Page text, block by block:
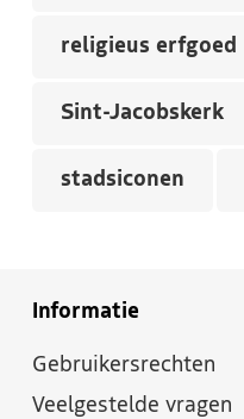
religieus erfgoed
Sint-Jacobskerk
stadsiconen
Informatie
Gebruikersrechten
Veelgestelde vragen